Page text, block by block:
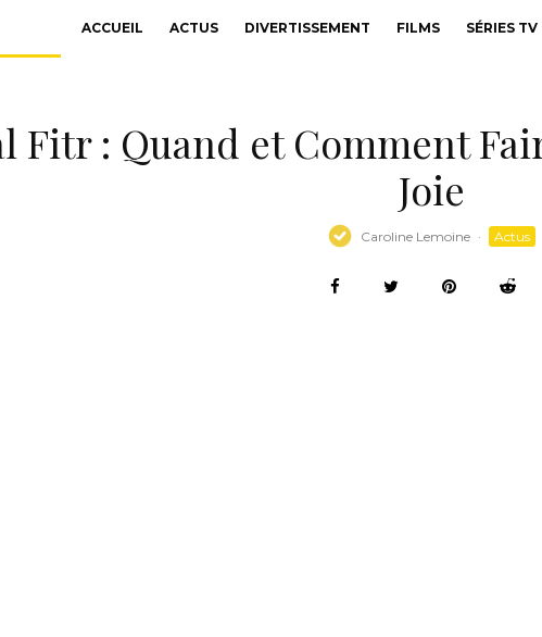
ACCUEIL ACTUS DIVERTISSEMENT FILMS SÉRIES TV
Fitr : Quand et Comment
Joie
Caroline Lemoine · Actus